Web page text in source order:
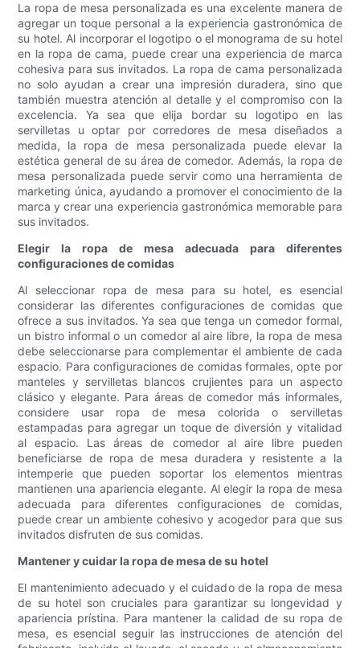
La ropa de mesa personalizada es una excelente manera de
agregar un toque personal a la experiencia gastronómica de
su hotel. Al incorporar el logotipo o el monograma de su hotel
en la ropa de cama, puede crear una experiencia de marca
cohesiva para sus invitados. La ropa de cama personalizada
no solo ayudan a crear una impresión duradera, sino que
también muestra atención al detalle y el compromiso con la
excelencia. Ya sea que elija bordar su logotipo en las
servilletas u optar por corredores de mesa diseñados a
medida, la ropa de mesa personalizada puede elevar la
estética general de su área de comedor. Además, la ropa de
mesa personalizada puede servir como una herramienta de
marketing única, ayudando a promover el conocimiento de la
marca y crear una experiencia gastronómica memorable para
sus invitados.
Elegir la ropa de mesa adecuada para diferentes
configuraciones de comidas
Al seleccionar ropa de mesa para su hotel, es esencial
considerar las diferentes configuraciones de comidas que
ofrece a sus invitados. Ya sea que tenga un comedor formal,
un bistro informal o un comedor al aire libre, la ropa de mesa
debe seleccionarse para complementar el ambiente de cada
espacio. Para configuraciones de comidas formales, opte por
manteles y servilletas blancos crujientes para un aspecto
clásico y elegante. Para áreas de comedor más informales,
considere usar ropa de mesa colorida o servilletas
estampadas para agregar un toque de diversión y vitalidad
al espacio. Las áreas de comedor al aire libre pueden
beneficiarse de ropa de mesa duradera y resistente a la
intemperie que pueden soportar los elementos mientras
mantienen una apariencia elegante. Al elegir la ropa de mesa
adecuada para diferentes configuraciones de comidas,
puede crear un ambiente cohesivo y acogedor para que sus
invitados disfruten de sus comidas.
Mantener y cuidar la ropa de mesa de su hotel
El mantenimiento adecuado y el cuidado de la ropa de mesa
de su hotel son cruciales para garantizar su longevidad y
apariencia prístina. Para mantener la calidad de su ropa de
mesa, es esencial seguir las instrucciones de atención del